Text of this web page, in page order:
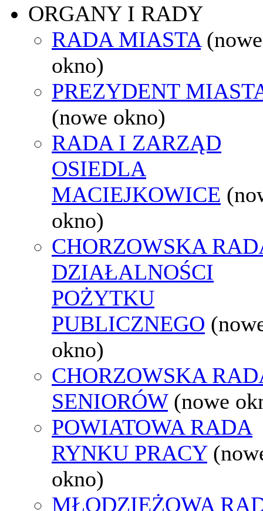
ORGANY I RADY
RADA MIASTA (nowe
okno)
PREZYDENT
(nowe okno)
RADA I ZARZĄD
OSIEDLA
MACIEJKOWICE
okno)
CHORZOWSKA
DZIAŁALNOŚCI
POŻYTKU
PUBLICZNEGO
okno)
CHORZOWSKA
SENIORÓW (nowe
POWIATOWA RADA
RYNKU PRACY
okno)
MŁODZIEŻOWA